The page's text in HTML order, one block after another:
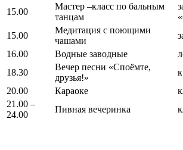
15.00
Мастер –класс по бальным
танцам
15.00
Медитация с поющими
чашами
16.00
Водные заводные
18.30
Вечер песни «Споёмте,
друзья!»
20.00
Караоке
21.00 –
24.00
Пивная вечеринка